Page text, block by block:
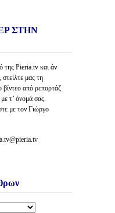
ΣΤΗΝ
της Pieria.tv και άν
μας τη
από ρεπορτάζ
τ’ όνομά σας.
με τον Γιώργο